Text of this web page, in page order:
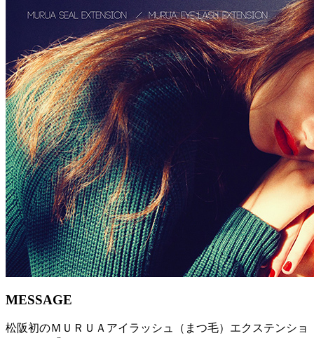
MESSAGE
松阪初のＭＵＲＵＡアイラッシュ（まつ毛）エクステンショ